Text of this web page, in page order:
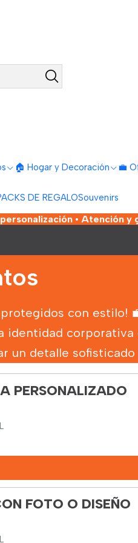
🏠 Hogar y Decoración 💼
DE REGALOSouvenirs
• Atención y
con estilo!
corporativa
un detalle sofisticado
PERSONALIZADO
FOTO O DISEÑO